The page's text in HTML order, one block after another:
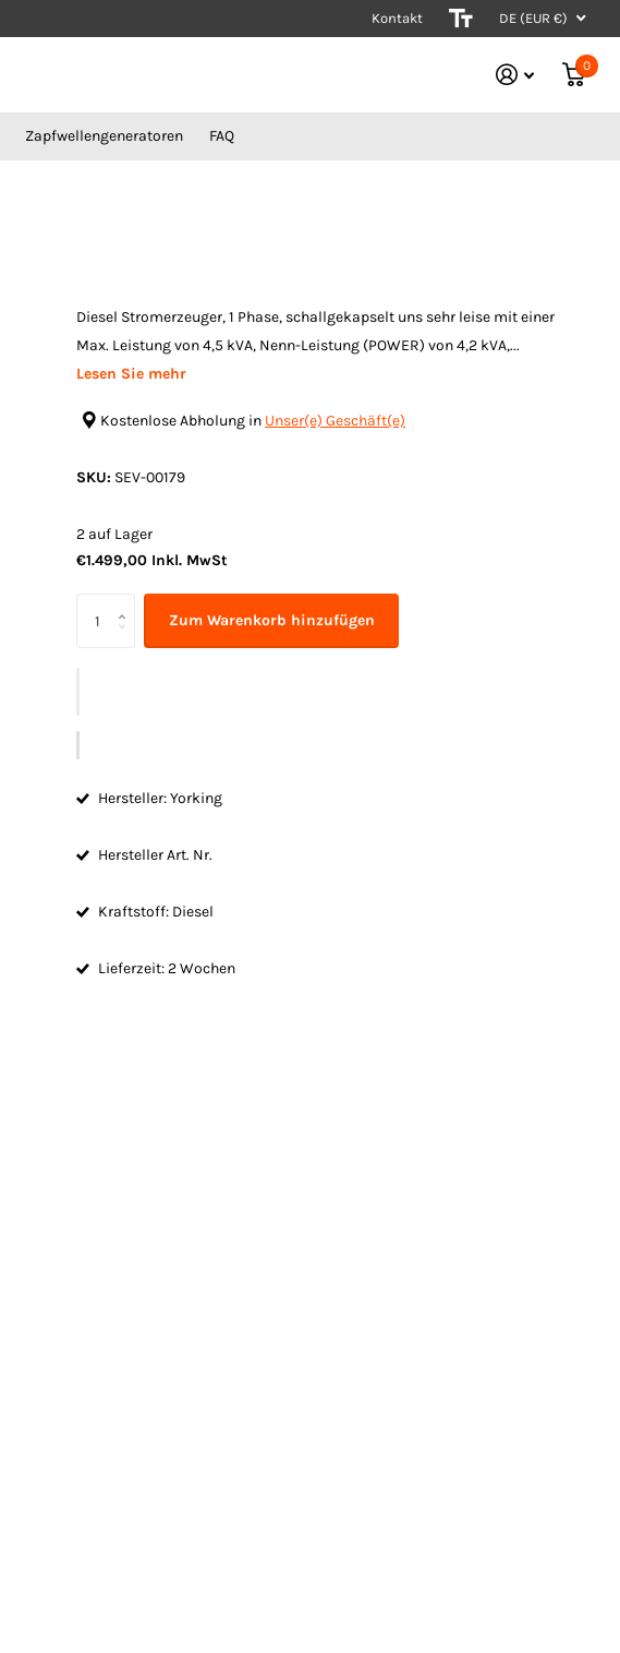
Stromerzeuger vom Experten
Kontakt DE (EUR €)
0
Zapfwellengeneratoren FAQ
Diesel Stromerzeuger, 1 Phase, schallgekapselt uns sehr leise mit einer
Max. Leistung von 4,5 kVA, Nenn-Leistung (POWER) von 4,2 kVA,...
Lesen Sie mehr
Kostenlose Abholung in Unser(e) Geschäft(e)
SKU: SEV-00179
2 auf Lager
€1.499,00 Inkl. MwSt
Zum Warenkorb hinzufügen
Hersteller: Yorking
Hersteller Art. Nr.
Kraftstoff: Diesel
Lieferzeit: 2 Wochen